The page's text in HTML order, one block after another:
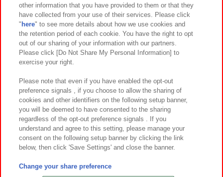
関連会社 サステナビリティ サイトポリシー
プライバシーポリシー ウェブアクセシビリティ方針と検証結果
お取引先さまとともに
カスタマーハラスメント対応方針 よくあるご質問・お問い合わせ
©Bandai Namco Amusement Inc.
©Bandai Namco Amusement Lab Inc.
other information that you have provided to them or that they
have collected from your use of their services. Please click
" here" to see more details about how we use cookies and
the retention period of each cookie. You have the right to opt
out of our sharing of your information with our partners.
Please click [Do Not Share My Personal Information] to
exercise your right.
Please note that even if you have enabled the opt-out
preference signals , if you choose to allow the sharing of
cookies and other identifiers on the following setup banner,
you will be deemed to have consented to the sharing
regardless of the opt-out preference signals . If you
understand and agree to this setting, please manage your
consent on the following setup banner by clicking the link
below, then click 'Save Settings' and close the banner.
Change your share preference